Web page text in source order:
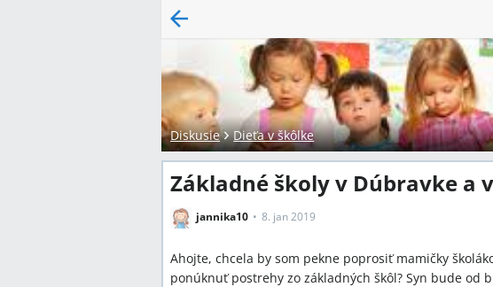
Diskusie Dieťa v škôlke
Základné školy v Dúbravke a
jannika10 8. jan 2019
Ahojte, chcela by som pekne poprosiť mamičky
ponúknuť postrehy zo základných škôl? Syn bude od